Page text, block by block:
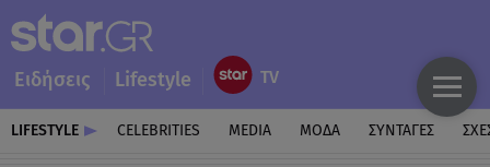
Ειδήσεις Lifestyle
LIFESTYLE CELEBRITIES MEDIA ΜΟΔΑ ΣΥΝΤΑΓΕΣ